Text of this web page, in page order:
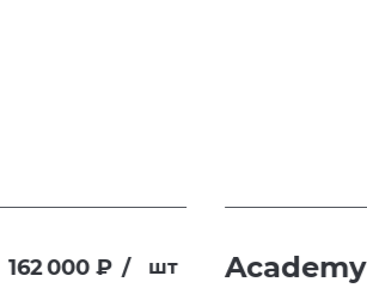
162 000 ₽ / шт Academy